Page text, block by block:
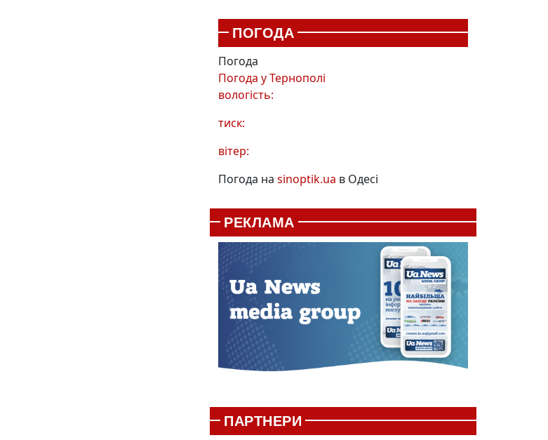
ПОГОДА
Погода
Погода уТернополі
вологість:
тиск:
вітер:
Погода на sinoptik.ua в Одесі
РЕКЛАМА
ПАРТНЕРИ